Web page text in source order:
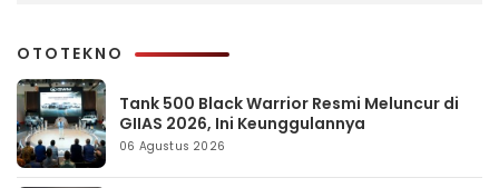
OTOTEKNO
Tank 500 Black Warrior Resmi Meluncur di
GIIAS 2026, Ini Keunggulannya
06 Agustus 2026